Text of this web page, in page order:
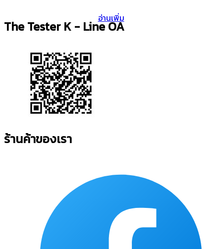
อ่านเพิ่ม
The Tester K - Line OA
ร้านค้าของเรา